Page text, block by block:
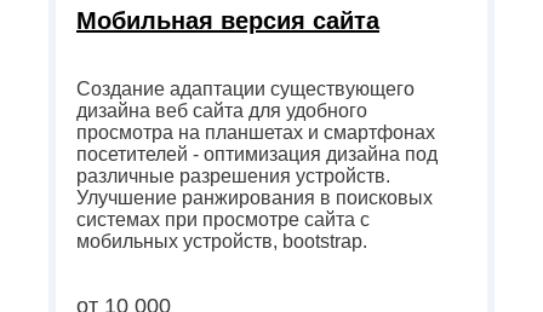
Мобильная версия сайта
Создание адаптации существующего
дизайна веб сайта для удобного
просмотра на планшетах и смартфонах
посетителей - оптимизация дизайна под
различные разрешения устройств.
Улучшение ранжирования в поисковых
системах при просмотре сайта с
мобильных устройств, bootstrap.
от 10 000